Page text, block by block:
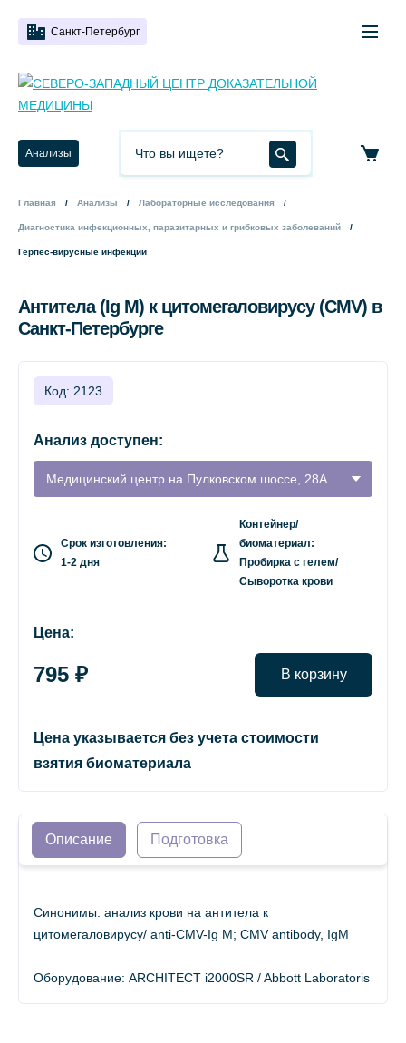
Санкт-Петербург
Анализы
Главная Анализы Лабораторные исследования
Диагностика инфекционных, паразитарных и грибковых заболеваний
Герпес-вирусные инфекции
Антитела (Ig M) к цитомегаловирусу (CMV) в
Санкт-Петербурге
Код: 2123
Анализ доступен:
Медицинский центр на Пулковском шоссе, 28А
Срок изготовления:
1-2 дня
Контейнер/
биоматериал:
Пробирка с гелем/
Сыворотка крови
Цена:
795 ₽ В корзину
Цена указывается без учета стоимости
взятия биоматериала
Описание Подготовка
Синонимы: анализ крови на антитела к
цитомегаловирусу/ anti-CMV-Ig М; CMV antibody, IgМ
Оборудование: ARCHITECT i2000SR / Abbott Laboratoris